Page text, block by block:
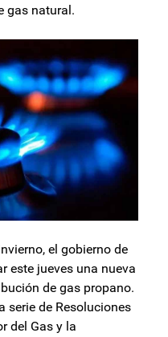
gas natural.
el gobierno de
este jueves una nueva
de gas propano.
serie de Resoluciones
del Gas y la